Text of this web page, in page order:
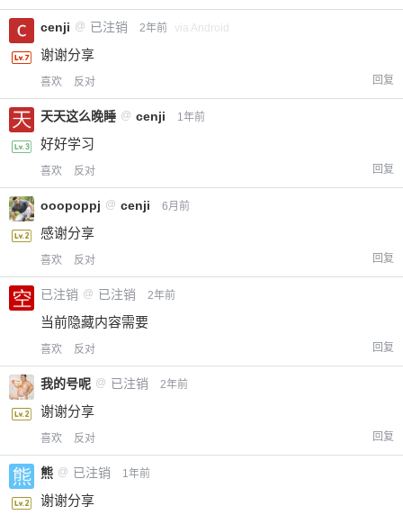
cenji @ 已注销 2年前 via Android
谢谢分享
喜欢 反对 回复
天天这么晚睡 @ cenji 1年前
好好学习
喜欢 反对 回复
ooopoppj @ cenji 6月前
感谢分享
喜欢 反对 回复
已注销 @ 已注销 2年前
当前隐藏内容需要
喜欢 反对 回复
我的号呢 @ 已注销 2年前
谢谢分享
喜欢 反对 回复
熊 @ 已注销 1年前
谢谢分享